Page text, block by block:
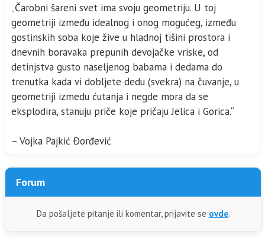
„Čarobni šareni svet ima svoju geometriju. U toj
geometriji između idealnog i onog mogućeg, između
gostinskih soba koje žive u hladnoj tišini prostora i
dnevnih boravaka prepunih devojačke vriske, od
detinjstva gusto naseljenog babama i dedama do
trenutka kada vi dobljete dedu (svekra) na čuvanje, u
geometriji izmedu ćutanja i negde mora da se
eksplodira, stanuju priče koje pričaju Jelica i Gorica.“
– Vojka Pajkić Đorđević
Forum
Da pošaljete pitanje ili komentar, prijavite se ovde.